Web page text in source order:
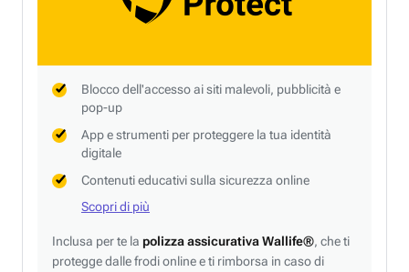
Blocco dell'accesso ai siti malevoli, pubblicità e
pop-up
App e strumenti per proteggere la tua identità
digitale
Contenuti educativi sulla sicurezza online
Scopri di più
Inclusa per te la polizza assicurativa Wallife®, che ti
protegge dalle frodi online e ti rimborsa in caso di